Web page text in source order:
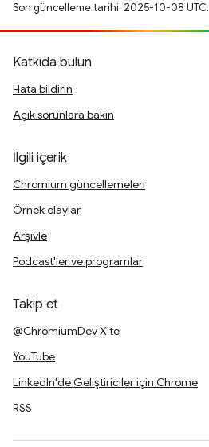
Son güncelleme tarihi: 2025-10-08 UTC.
Katkıda bulun
Hata bildirin
Açık sorunlara bakın
İlgili içerik
Chromium güncellemeleri
Örnek olaylar
Arşivle
Podcast'ler ve programlar
Takip et
@ChromiumDev X'te
YouTube
LinkedIn'de Geliştiriciler için Chrome
RSS